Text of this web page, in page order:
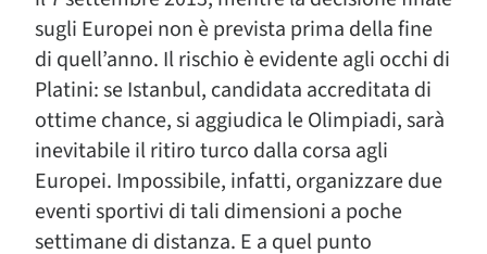
sugli Europei non è prevista prima della fine
di quell’anno. Il rischio è evidente agli occhi di
Platini: se Istanbul, candidata accreditata di
ottime chance, si aggiudica le Olimpiadi, sarà
inevitabile il ritiro turco dalla corsa agli
Europei. Impossibile, infatti, organizzare due
eventi sportivi di tali dimensioni a poche
settimane di distanza. E a quel punto